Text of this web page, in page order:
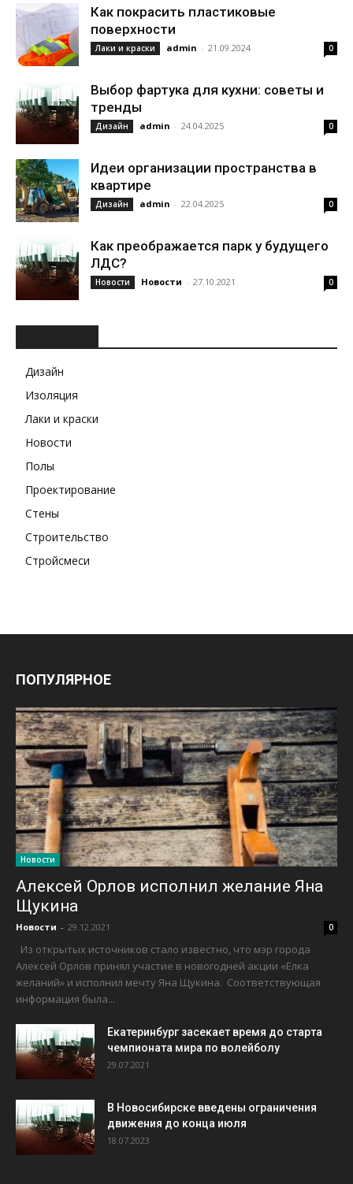
Как покрасить пластиковые
поверхности
Лаки и краски admin - 21.09.2024 0
Выбор фартука для кухни: советы и
тренды
Дизайн admin - 24.04.2025 0
Идеи организации пространства в
квартире
Дизайн admin - 22.04.2025 0
Как преображается парк у будущего
ЛДС?
Новости Новости - 27.10.2021 0
Дизайн
Изоляция
Лаки и краски
Новости
Полы
Проектирование
Стены
Строительство
Стройсмеси
ПОПУЛЯРНОЕ
Новости
Алексей Орлов исполнил желание Яна
Щукина
Новости - 29.12.2021 0
Из открытых источников стало известно, что мэр города
Алексей Орлов принял участие в новогодней акции «Елка
желаний» и исполнил мечту Яна Щукина. Соответствующая
информация была...
Екатеринбург засекает время до старта
чемпионата мира по волейболу
29.07.2021
В Новосибирске введены ограничения
движения до конца июля
18.07.2023